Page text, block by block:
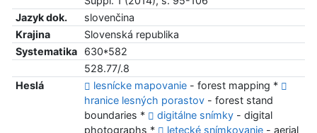
Jazyk dok.
slovenčina
Krajina
Slovenská republika
Systematika
630*582
528.77/.8
Heslá
lesnícke mapovanie- forest mapping *
hranice lesných porastov- forest stand
boundaries *
digitálne snímky- digital
photographs *
letecké snímkovanie- aerial